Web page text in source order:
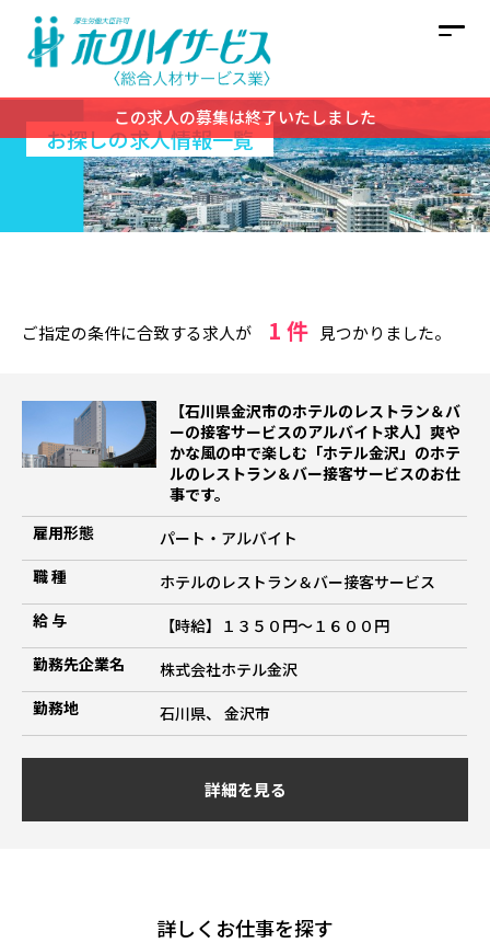
この求人の募集は終了いたしました
お探しの求人情報一覧
ご指定の条件に合致する求人が 1 件 見つかりました。
【石川県金沢市のホテルのレストラン＆バ
ーの接客サービスのアルバイト求人】爽や
かな風の中で楽しむ「ホテル金沢」のホテ
ルのレストラン＆バー接客サービスのお仕
事です。
雇用形態
パート・アルバイト
職 種
ホテルのレストラン＆バー接客サービス
給 与
【時給】１３５０円～１６００円
勤務先企業名
株式会社ホテル金沢
勤務地
石川県、 金沢市
詳細を見る
詳しくお仕事を探す